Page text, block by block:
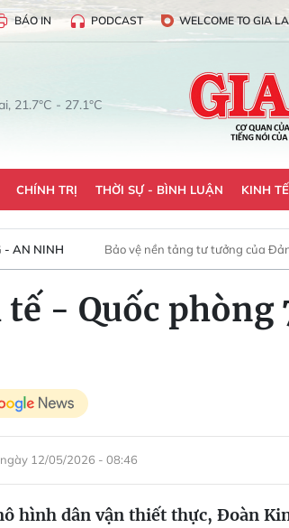
BÁO IN PODCAST WELCOME TO GIA
21.7°C - 27.1°C
CHÍNH TRỊ THỜI SỰ - BÌNH LUẬN KINH TẾ
- AN NINH Bảo vệ nền tảng tư tưởng của
- Quốc phòng
12/05/2026 - 08:46
hình dân vận thiết thực, Đoàn